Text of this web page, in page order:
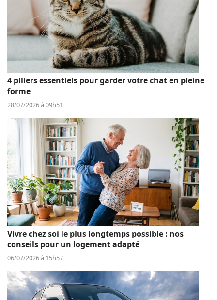
4 piliers essentiels pour garder votre chat en pleine
forme
28/07/2026 à 09h51
Vivre chez soi le plus longtemps possible : nos
conseils pour un logement adapté
06/07/2026 à 15h57